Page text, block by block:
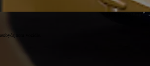
YARIS NEWSLETTER
vozidle.